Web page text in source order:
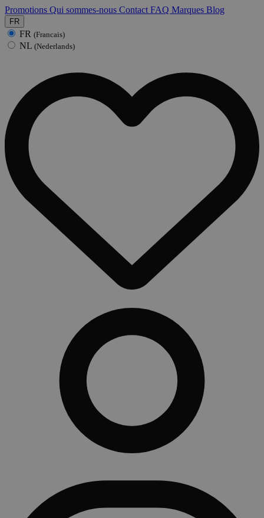
Promotions Qui sommes-nous Contact FAQ Marques Blog
FR
FR (Francais)
NL (Nederlands)